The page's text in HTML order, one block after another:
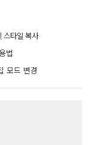
스타일 복사
법
모드 변경